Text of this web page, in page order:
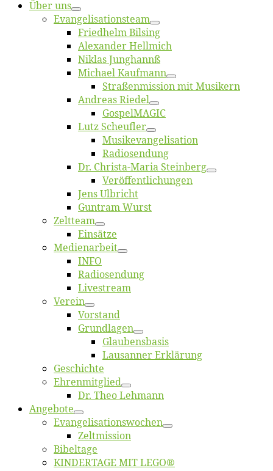
Über uns
Evangelisa­tions­team
Fried­helm Bilsing
Alex­an­der Hellmich
Ni­klas Junghannß
Mi­cha­el Kaufmann
Straßenmis­sion mit Musikern
An­dre­as Riedel
Gos­pel­MA­GIC
Lutz Scheuf­ler
Musikevan­ge­li­sa­tion
Ra­dio­sen­dung
Dr. Chris­­ta-Ma­ria Steinberg
Ver­öf­fent­li­chun­gen
Jens Ulb­richt
Gun­tram Wurst
Zelt­team
Ein­sät­ze
Me­di­en­ar­beit
INFO
Ra­dio­sen­dung
Live­stream
Ver­ein
Vor­stand
Grund­la­gen
Glaubens­ba­sis
Lausan­ner Erklärung
Ge­schich­te
Eh­ren­mit­glied
Dr. Theo Lehmann
An­ge­bo­te
Evangelisa­tions­wo­chen
Zelt­mis­si­on
Bi­bel­ta­ge
KINDERTAGE MIT LEGO®